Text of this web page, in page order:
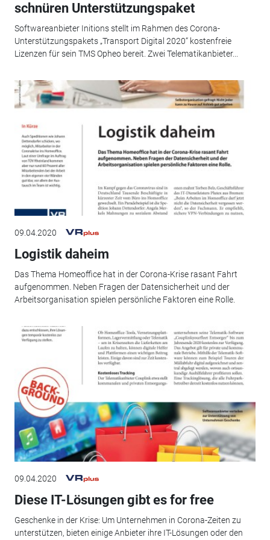
schnüren Unterstützungspaket
Softwareanbieter Initions stellt im Rahmen des Corona-
Unterstützungspakets „Transport Digital 2020“ kostenfreie
Lizenzen für sein TMS Opheo bereit. Zwei Telematikanbieter...
09.04.2020
Logistik daheim
Das Thema Homeoffice hat in der Corona-Krise rasant Fahrt
aufgenommen. Neben Fragen der Datensicherheit und der
Arbeitsorganisation spielen persönliche Faktoren eine Rolle.
09.04.2020
Diese IT-Lösungen gibt es for free
Geschenke in der Krise: Um Unternehmen in Corona-Zeiten zu
unterstützen, bieten einige Anbieter ihre IT-Lösungen oder den